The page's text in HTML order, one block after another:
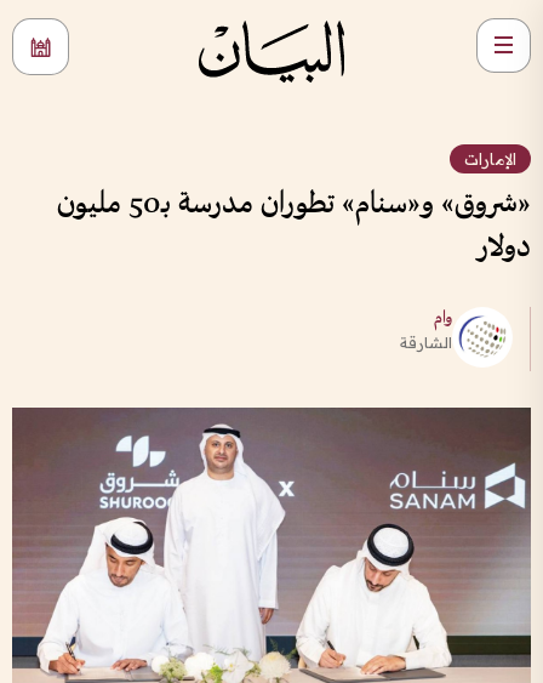
الإمارات
«شروق» و«سنام» تطوران مدرسة بـ50 مليون
دولار
وام
الشارقة